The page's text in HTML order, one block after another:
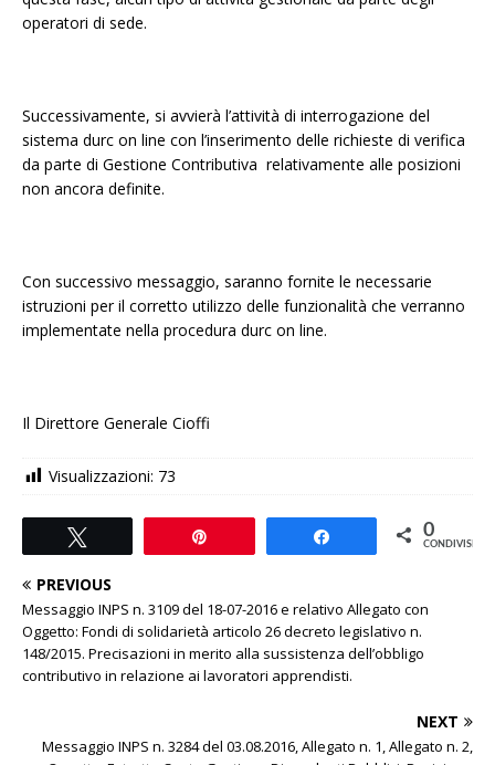
operatori di sede.
Successivamente, si avvierà l’attività di interrogazione del
sistema durc on line con l’inserimento delle richieste di verifica
da parte di Gestione Contributiva relativamente alle posizioni
non ancora definite.
Con successivo messaggio, saranno fornite le necessarie
istruzioni per il corretto utilizzo delle funzionalità che verranno
implementate nella procedura durc on line.
Il Direttore Generale Cioffi
Visualizzazioni: 73
0
CONDIVISIONI
PREVIOUS
Messaggio INPS n. 3109 del 18-07-2016 e relativo Allegato con
Oggetto: Fondi di solidarietà articolo 26 decreto legislativo n.
148/2015. Precisazioni in merito alla sussistenza dell’obbligo
contributivo in relazione ai lavoratori apprendisti.
NEXT
Messaggio INPS n. 3284 del 03.08.2016, Allegato n. 1, Allegato n. 2,